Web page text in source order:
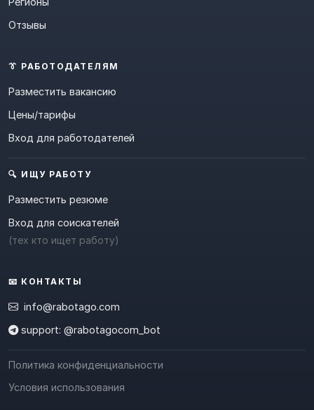
Отзывы
👔 РАБОТОДАТЕЛЯМ
Разместить вакансию
Цены/тарифы
Вход для работодателей
🔍 ИЩУ РАБОТУ
Разместить резюме
Вход для соискателей
(тех кто ищет работу)
📧 КОНТАКТЫ
info@rabotago.com
support: @rabotagocom_bot
Политика конфиденциальности
Условия использования